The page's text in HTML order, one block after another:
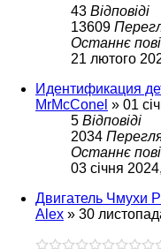
43 Відповіді
13609
Останнє
21 лютого
Идентификация
MrMcConel » 01
5 Відповіді
2034
Останнє
03 січня
Двигатель Чмухи
Alex » 30